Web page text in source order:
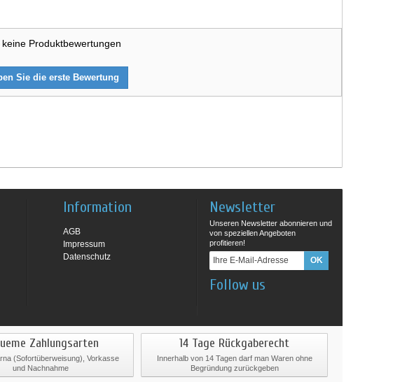
Produktbewertungen
Sie die erste Bewertung
Information
AGB
Impressum
Datenschutz
Newsletter
Unseren Newsletter abonnieren und
von speziellen Angeboten
profitieren!
Follow us
Zahlungsarten
(Sofortüberweisung), Vorkasse
und Nachnahme
14 Tage Rückgaberecht
Innerhalb von 14 Tagen darf man Waren ohne
Begründung zurückgeben